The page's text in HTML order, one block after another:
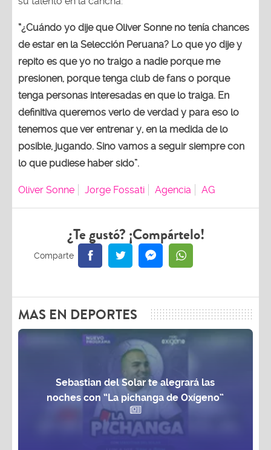
“¿Cuándo yo dije que Oliver Sonne no tenía chances
de estar en la Selección Peruana? Lo que yo dije y
repito es que yo no traigo a nadie porque me
presionen, porque tenga club de fans o porque
tenga personas interesadas en que lo traiga. En
definitiva queremos verlo de verdad y para eso lo
tenemos que ver entrenar y, en la medida de lo
posible, jugando. Sino vamos a seguir siempre con
lo que pudiese haber sido”.
Oliver Sonne Jorge Fossati Agencia AG
¿Te gustó? ¡Compártelo!
MAS EN DEPORTES
Sebastian del Solar te alegrará las
noches con “La pichanga de Oxígeno”